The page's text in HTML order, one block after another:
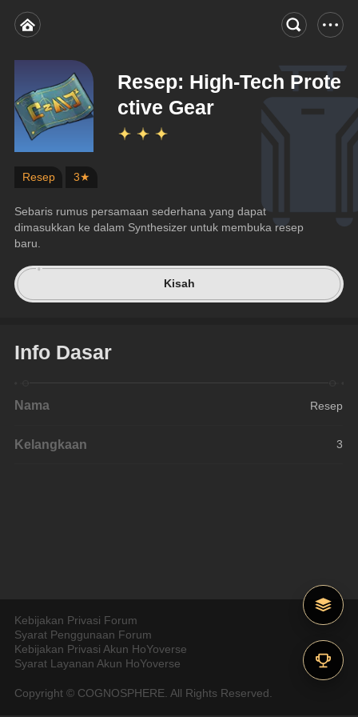
Resep: High-Tech Prote
ctive Gear
Resep 3★
Sebaris rumus persamaan sederhana yang dapat
dimasukkan ke dalam Synthesizer untuk membuka resep
baru.
Kisah
Info Dasar
Nama Resep
Kelangkaan 3
Kebijakan Privasi Forum
Syarat Penggunaan Forum
Kebijakan Privasi Akun HoYoverse
Syarat Layanan Akun HoYoverse
Copyright © COGNOSPHERE. All Rights Reserved.